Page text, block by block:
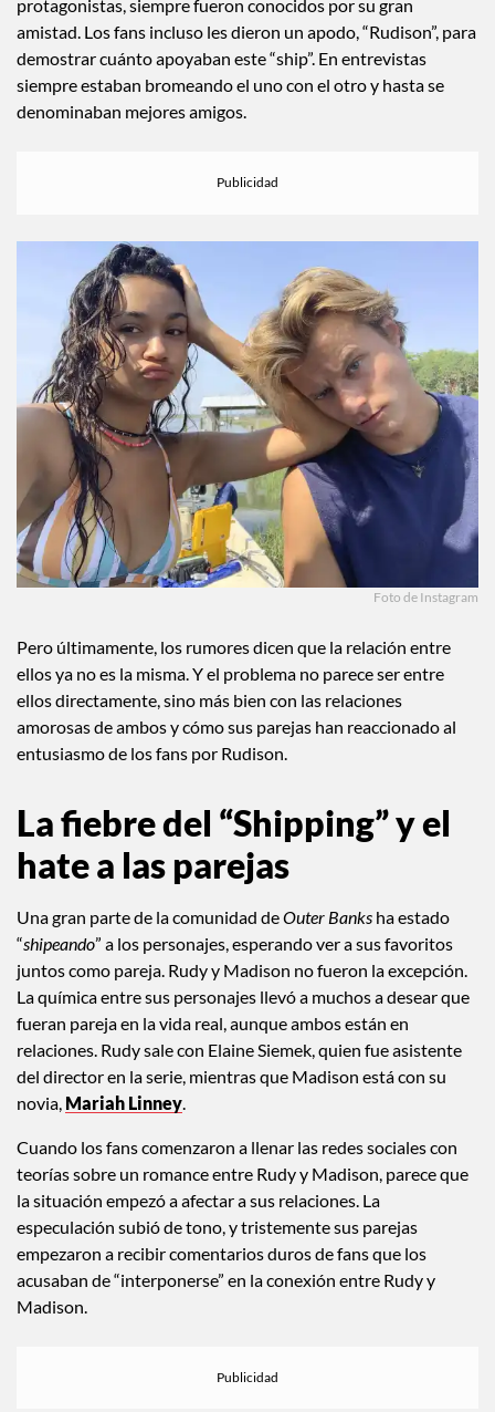
protagonistas, siempre fueron conocidos por su gran
amistad. Los fans incluso les dieron un apodo, “Rudison”, para
demostrar cuánto apoyaban este “ship”. En entrevistas
siempre estaban bromeando el uno con el otro y hasta se
denominaban mejores amigos.
Foto de Instagram
Pero últimamente, los rumores dicen que la relación entre
ellos ya no es la misma. Y el problema no parece ser entre
ellos directamente, sino más bien con las relaciones
amorosas de ambos y cómo sus parejas han reaccionado al
entusiasmo de los fans por Rudison.
La fiebre del “Shipping” y el
hate a las parejas
Una gran parte de la comunidad deOuter Banks ha estado
“shipeando” a los personajes, esperando ver a sus favoritos
juntos como pareja. Rudy y Madison no fueron la excepción.
La química entre sus personajes llevó a muchos a desear que
fueran pareja en la vida real, aunque ambos están en
relaciones. Rudy sale con Elaine Siemek, quien fue asistente
del director en la serie, mientras que Madison está con su
novia, Mariah Linney.
Cuando los fans comenzaron a llenar las redes sociales con
teorías sobre un romance entre Rudy y Madison, parece que
la situación empezó a afectar a sus relaciones. La
especulación subió de tono, y tristemente sus parejas
empezaron a recibir comentarios duros de fans que los
acusaban de “interponerse” en la conexión entre Rudy y
Madison.